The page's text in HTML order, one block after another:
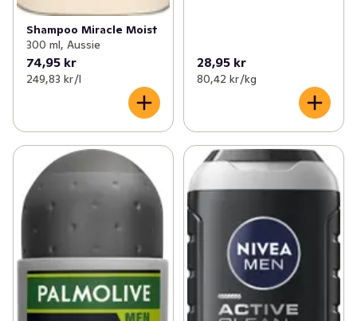
Shampoo Miracle Moist
300 ml, Aussie
74,95 kr
249,83 kr /l
28,95 kr
80,42 kr /kg